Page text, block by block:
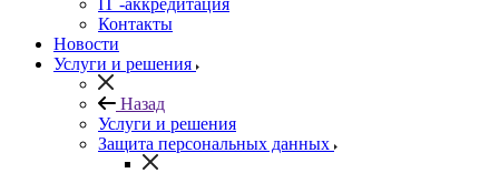
IT -аккредитация
Контакты
Новости
Услуги и решения
Назад
Услуги и решения
Защита персональных данных